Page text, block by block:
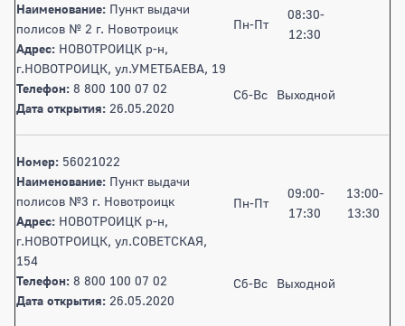
Наименование: Пункт выдачи
полисов № 2 г. Новотроицк
Адрес: НОВОТРОИЦК р-н,
г.НОВОТРОИЦК, ул.УМЕТБАЕВА, 19
Телефон: 8 800 100 07 02
Дата открытия: 26.05.2020
Пн-Пт
08:30-
12:30
Сб-Вс Выходной
Номер: 56021022
Наименование: Пункт выдачи
полисов №3 г. Новотроицк
Адрес: НОВОТРОИЦК р-н,
г.НОВОТРОИЦК, ул.СОВЕТСКАЯ,
154
Телефон: 8 800 100 07 02
Дата открытия: 26.05.2020
Пн-Пт
09:00-
17:30
13:00-
13:30
Сб-Вс Выходной